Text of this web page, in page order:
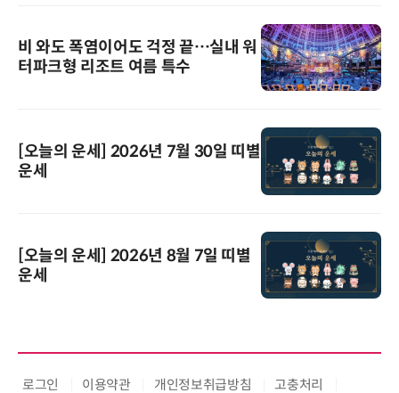
비 와도 폭염이어도 걱정 끝…실내 워
터파크형 리조트 여름 특수
[오늘의 운세] 2026년 7월 30일 띠별
운세
[오늘의 운세] 2026년 8월 7일 띠별
운세
로그인 이용약관 개인정보취급방침 고충처리